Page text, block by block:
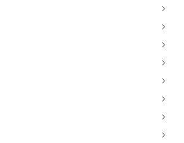
5
5
5
5
5
5
5
5